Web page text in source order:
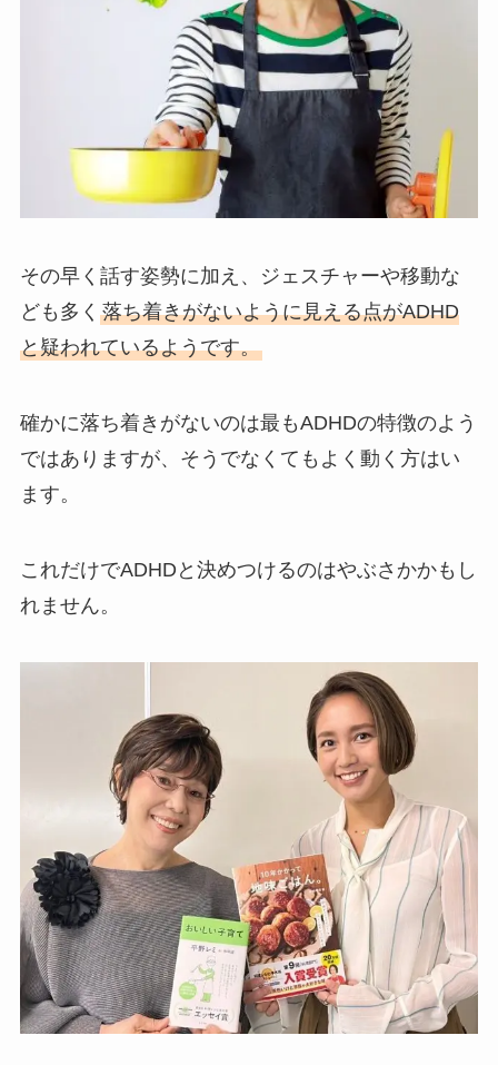
その早く話す姿勢に加え、ジェスチャーや移動な
ども多く 落ち着きがないように見える点がADHD
と疑われているようです。
確かに落ち着きがないのは最もADHDの特徴のよう
ではありますが、そうでなくてもよく動く方はい
ます。
これだけでADHDと決めつけるのはやぶさかかもし
れません。